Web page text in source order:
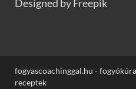
Designed by Freepik
fogyascoachinggal.hu -
receptek